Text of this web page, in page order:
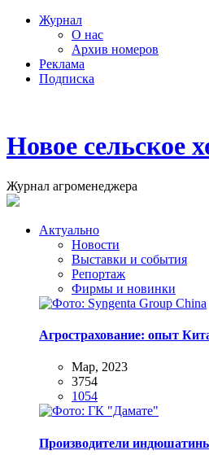
Журнал
О нас
Архив номеров
Реклама
Подписка
Новое сельское
Журнал агроменеджера
Актуально
Новости
Выставки и события
Репортаж
Фирмы и новинки
Агрострахование: опыт
Мар, 2023
3754
1054
Производители